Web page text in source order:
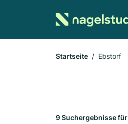
Startseite Ebstorf
9 Suchergebnisse für